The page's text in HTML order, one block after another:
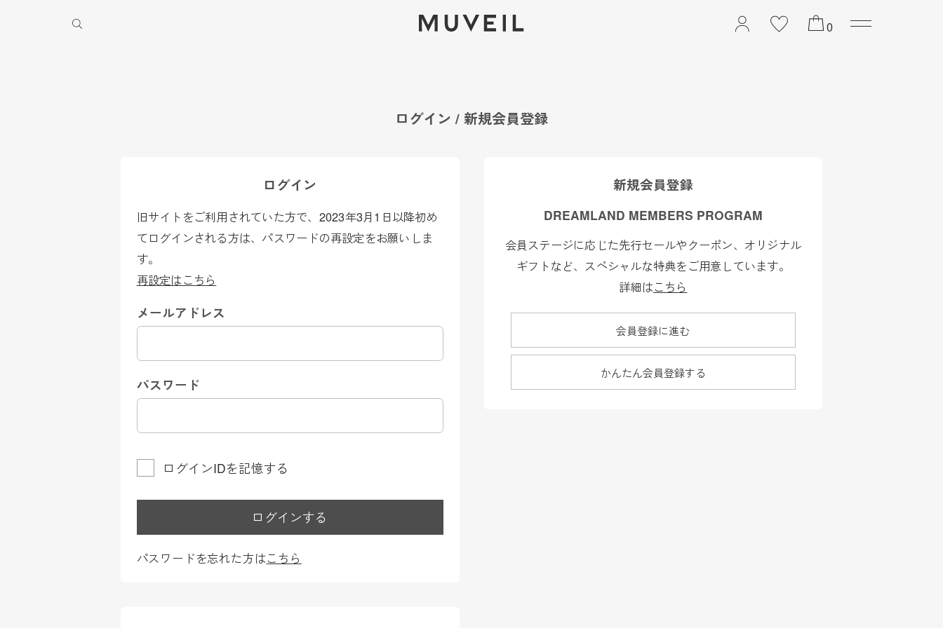
休業のお知らせ 2026 AUTUMN WINTER COLLECTION 2026 PREFALL
0
ログイン / 新規会員登録
ログイン
旧サイトをご利用されていた方で、2023年3月1日以降初め
てログインされる方は、パスワードの再設定をお願いしま
す。
再設定はこちら
メールアドレス
パスワード
ログインIDを記憶する
ログインする
パスワードを忘れた方はこちら
新規会員登録
DREAMLAND MEMBERS PROGRAM
会員ステージに応じた先行セールやクーポン、オリジナル
ギフトなど、スペシャルな特典をご用意しています。
詳細はこちら
会員登録に進む
かんたん会員登録する